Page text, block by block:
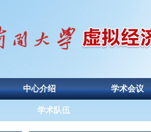
中心介绍 学术会议
学术队伍